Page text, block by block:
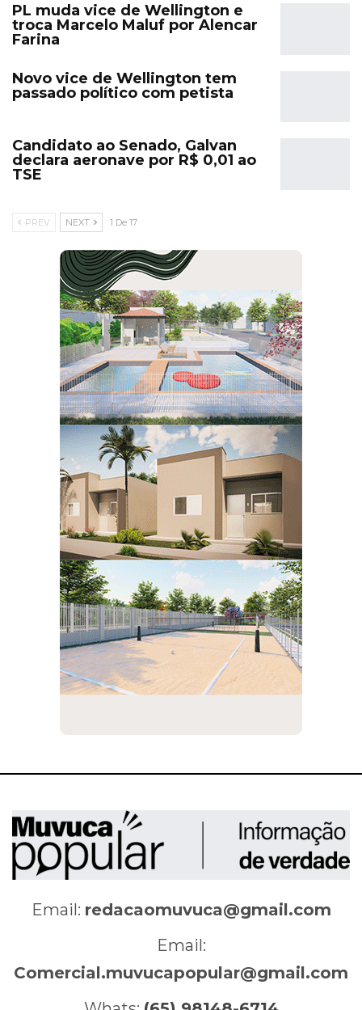
PL muda vice de Wellington e
troca Marcelo Maluf por Alencar
Farina
Novo vice de Wellington tem
passado político com petista
Candidato ao Senado, Galvan
declara aeronave por R$ 0,01 ao
TSE
PREV NEXT 1 De 17
Email: redacaomuvuca@gmail.com
Email:
Comercial.muvucapopular@gmail.com